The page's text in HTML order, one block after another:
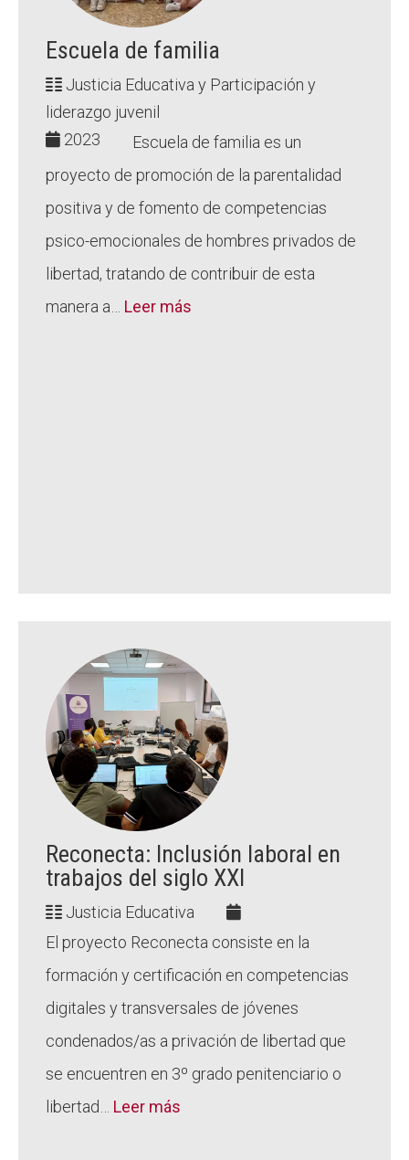
Escuela de familia
Justicia Educativa y Participación y
liderazgo juvenil
2023
Escuela de familia es un
proyecto de promoción de la parentalidad
positiva y de fomento de competencias
psico-emocionales de hombres privados de
libertad, tratando de contribuir de esta
manera a… Leer más
Reconecta: Inclusión laboral en
trabajos del siglo XXI
Justicia Educativa
El proyecto Reconecta consiste en la
formación y certificación en competencias
digitales y transversales de jóvenes
condenados/as a privación de libertad que
se encuentren en 3º grado penitenciario o
libertad… Leer más